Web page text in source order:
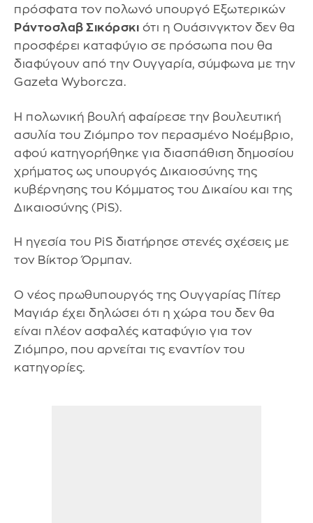
πρόσφατα τον πολωνό υπουργό Εξωτερικών
Ράντοσλαβ Σικόρσκι ότι η Ουάσινγκτον δεν θα
προσφέρει καταφύγιο σε πρόσωπα που θα
διαφύγουν από την Ουγγαρία, σύμφωνα με την
Gazeta Wyborcza.
Η πολωνική βουλή αφαίρεσε την βουλευτική
ασυλία του Ζιόμπρο τον περασμένο Νοέμβριο,
αφού κατηγορήθηκε για διασπάθιση δημοσίου
χρήματος ως υπουργός Δικαιοσύνης της
κυβέρνησης του Κόμματος του Δικαίου και της
Δικαιοσύνης (PiS).
Η ηγεσία του PiS διατήρησε στενές σχέσεις με
τον Βίκτορ Όρμπαν.
Ο νέος πρωθυπουργός της Ουγγαρίας Πίτερ
Μαγιάρ έχει δηλώσει ότι η χώρα του δεν θα
είναι πλέον ασφαλές καταφύγιο για τον
Ζιόμπρο, που αρνείται τις εναντίον του
κατηγορίες.